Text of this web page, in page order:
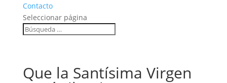
Contacto
Seleccionar página
Que la Santísima Virgen